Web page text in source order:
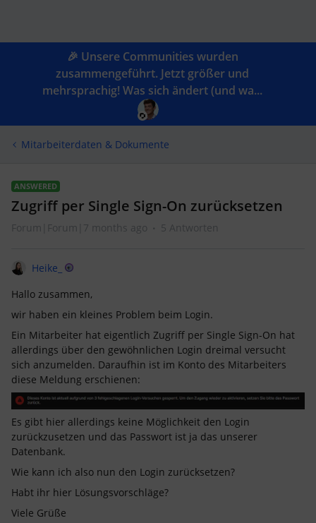
🎉 Unsere Communities wurden
zusammengeführt. Jetzt größer und
mehrsprachig! Was sich ändert (und wa...
Mitarbeiterdaten & Dokumente
ANSWERED
Zugriff per Single Sign-On zurücksetzen
Forum|Forum|7 months ago 5 Antworten
Heike_
Hallo zusammen,
wir haben ein kleines Problem beim Login.
Ein Mitarbeiter hat eigentlich Zugriff per Single Sign-On hat
allerdings über den gewöhnlichen Login dreimal versucht
sich anzumelden. Daraufhin ist im Konto des Mitarbeiters
diese Meldung erschienen:
Es gibt hier allerdings keine Möglichkeit den Login
zurückzusetzen und das Passwort ist ja das unserer
Datenbank.
Wie kann ich also nun den Login zurücksetzen?
Habt ihr hier Lösungsvorschläge?
Viele Grüße